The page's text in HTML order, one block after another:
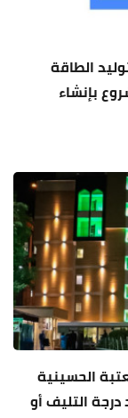
توليد الطاقة
بإنشاء
الحسينية
التليف أو